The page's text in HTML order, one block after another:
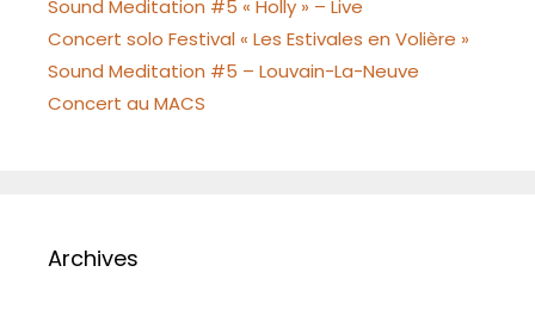
Sound Meditation #5 « Holly » – Live
Concert solo Festival « Les Estivales en Volière »
Sound Meditation #5 – Louvain-La-Neuve
Concert au MACS
Archives